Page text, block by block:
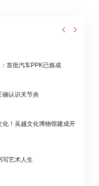
：首批汽车PPK已炼成
确认识关节炎
！吴越文化博物馆建成开
写艺术人生